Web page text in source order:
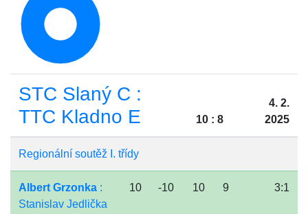
STC Slaný C :
TTC Kladno E
10 : 8
4. 2.
2025
Regionální soutěž I. třídy
Albert Grzonka :
Stanislav Jedlička
10 -10 10 9 3:1